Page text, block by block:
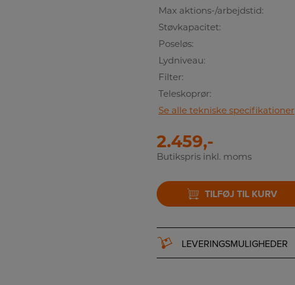
Max aktions-/arbejdstid:
Støvkapacitet:
Poseløs:
Lydniveau:
Filter:
Teleskoprør:
Se alle tekniske specifikationer
2.459,-
Butikspris inkl. moms
TILFØJ TIL KURV
LEVERINGSMULIGHEDER